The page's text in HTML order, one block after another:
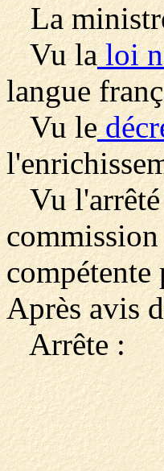
La
Vu laloi
langue
Vu le
Vu l'arrêté
compétente
Après avis
Arrête :